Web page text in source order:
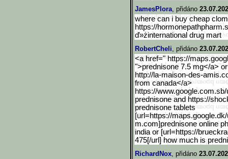
JamesPlora, přidáno
where can i buy cheap
https://
ď»żinternational drug mart
RobertCheli, přidáno
<a href=" https://
">prednisone 7.5 mg</a>
http://la-maison-des-
from canada</a>
https://www.google.com.sb/
prednisone and https://
prednisone tablets
[url=https://maps.google.
m.com]prednisone online
india or [url=https://
475[/url] how much is
RichardNox, přidáno